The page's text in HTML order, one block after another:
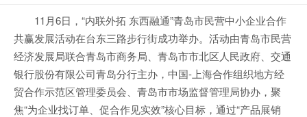
11月6日，“内联外拓 东西融通”青岛市民营中小企业合作
共赢发展活动在台东三路步行街成功举办。活动由青岛市民营
经济发展局联合青岛市商务局、青岛市市北区人民政府、交通
银行股份有限公司青岛分行主办，中国-上海合作组织地方经
贸合作示范区管理委员会、青岛市市场监督管理局协办，聚
焦“为企业找订单、促合作见实效”核心目标，通过“产品展销